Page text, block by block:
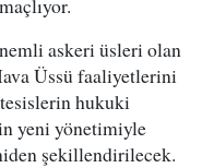
askeri üsleri olan
Üssü faaliyetlerini
hukuki
yeni yönetimiyle
şekillendirilecek.